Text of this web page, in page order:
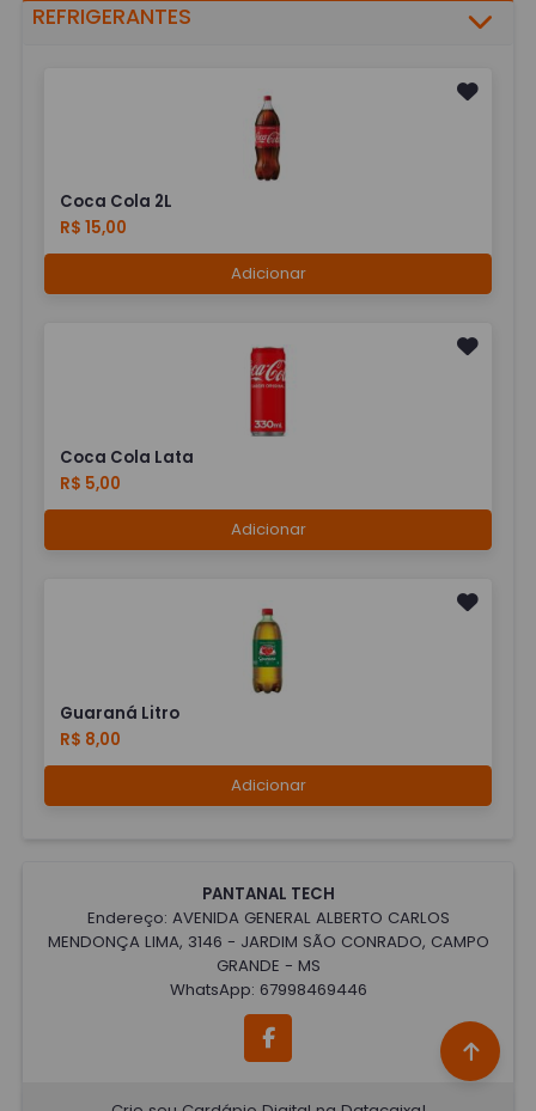
REFRIGERANTES
Coca Cola 2L
R$ 15,00
Adicionar
Coca Cola Lata
R$ 5,00
Adicionar
Guaraná Litro
R$ 8,00
Adicionar
PANTANAL TECH
Endereço: AVENIDA GENERAL ALBERTO CARLOS
MENDONÇA LIMA, 3146 - JARDIM SÃO CONRADO, CAMPO
GRANDE - MS
WhatsApp: 67998469446